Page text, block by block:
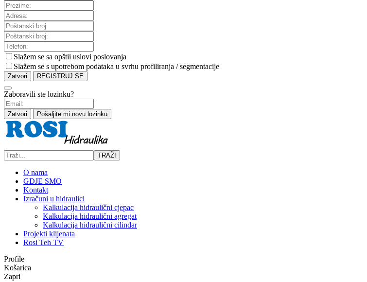
Slažem se sa opštii uslovi poslovanja
Slažem se s upotrebom podataka u svrhu profiliranja / segmentacije
Zatvori REGISTRUJ SE
Zaboravili ste lozinku?
Zatvori Pošaljite mi novu lozinku
TRAŽI
O nama
GDJE SMO
Kontakt
Izračuni u hidraulici
Kalkulacija hidraulični cjepac
Kalkulacija hidraulični agregat
Kalkulacija hidraulični cilindar
Projekti klijenata
Rosi Teh TV
Profile
Košarica
Zapri